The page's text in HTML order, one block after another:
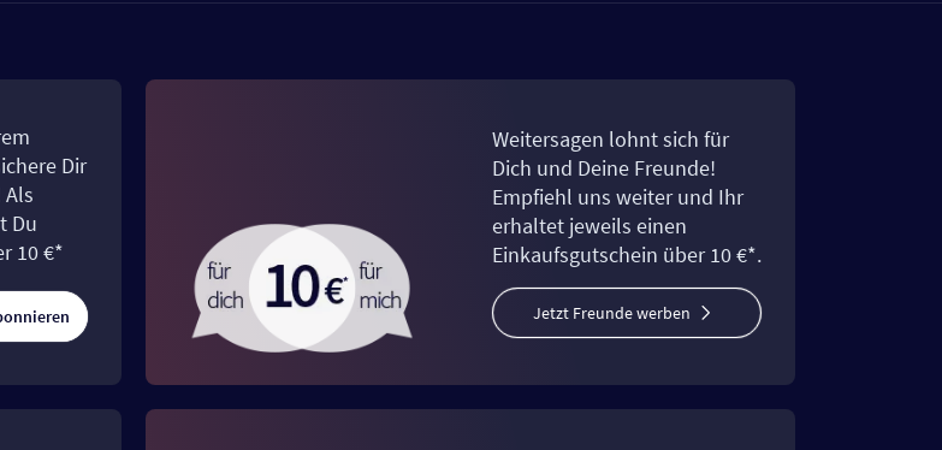
Dir
Du
10 €*
Weitersagen lohnt sich für
Dich und Deine Freunde!
Empfiehl uns weiter und Ihr
erhaltet jeweils einen
Einkaufsgutschein über 10 €*.
Jetzt Freunde werben